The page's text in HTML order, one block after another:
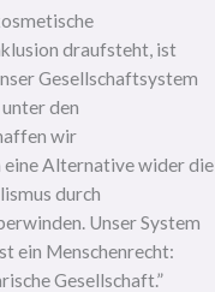
draufsteht, ist
Gesellschaftsystem
den
wir
eine Alternative wider die
durch
Unser System
ein Menschenrecht:
Gesellschaft.”